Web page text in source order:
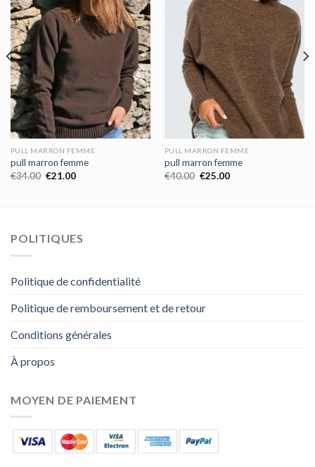
PULL MARRON FEMME
pull marron femme
€34.00 €21.00
PULL MARRON FEMME
pull marron femme
€40.00 €25.00
POLITIQUES
Politique de confidentialité
Politique de remboursement et de retour
Conditions générales
À propos
MOYEN DE PAIEMENT